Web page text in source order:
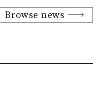
Browse news